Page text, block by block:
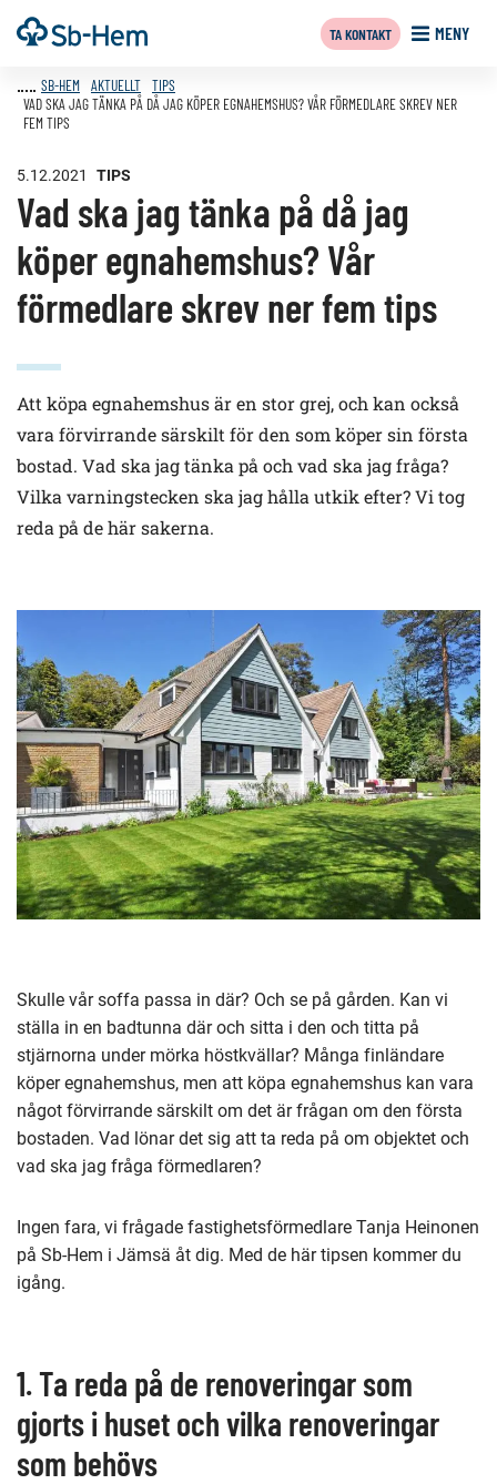
Till
innehållet
Framsida MENY
TA KONTAKT
SB-HEM AKTUELLT TIPS
VAD SKA JAG TÄNKA PÅ DÅ JAG KÖPER EGNAHEMSHUS? VÅR FÖRMEDLARE SKREV NER
FEM TIPS
5.12.2021 TIPS
Vad ska jag tänka på då jag
köper egnahemshus? Vår
förmedlare skrev ner fem tips
Att köpa egnahemshus är en stor grej, och kan också
vara förvirrande särskilt för den som köper sin första
bostad. Vad ska jag tänka på och vad ska jag fråga?
Vilka varningstecken ska jag hålla utkik efter? Vi tog
reda på de här sakerna.
Skulle vår soffa passa in där? Och se på gården. Kan vi
ställa in en badtunna där och sitta i den och titta på
stjärnorna under mörka höstkvällar? Många finländare
köper egnahemshus, men att köpa egnahemshus kan vara
något förvirrande särskilt om det är frågan om den första
bostaden. Vad lönar det sig att ta reda på om objektet och
vad ska jag fråga förmedlaren?
Ingen fara, vi frågade fastighetsförmedlare Tanja Heinonen
på Sb-Hem i Jämsä åt dig. Med de här tipsen kommer du
igång.
1. Ta reda på de renoveringar som
gjorts i huset och vilka renoveringar
som behövs